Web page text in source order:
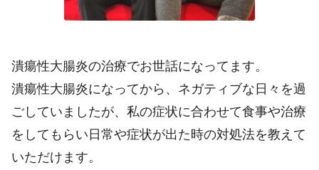
潰瘍性大腸炎の治療でお世話になってます。
潰瘍性大腸炎になってから、ネガティブな日々を過
ごしていましたが、私の症状に合わせて食事や治療
をしてもらい日常や症状が出た時の対処法を教えて
いただけます。